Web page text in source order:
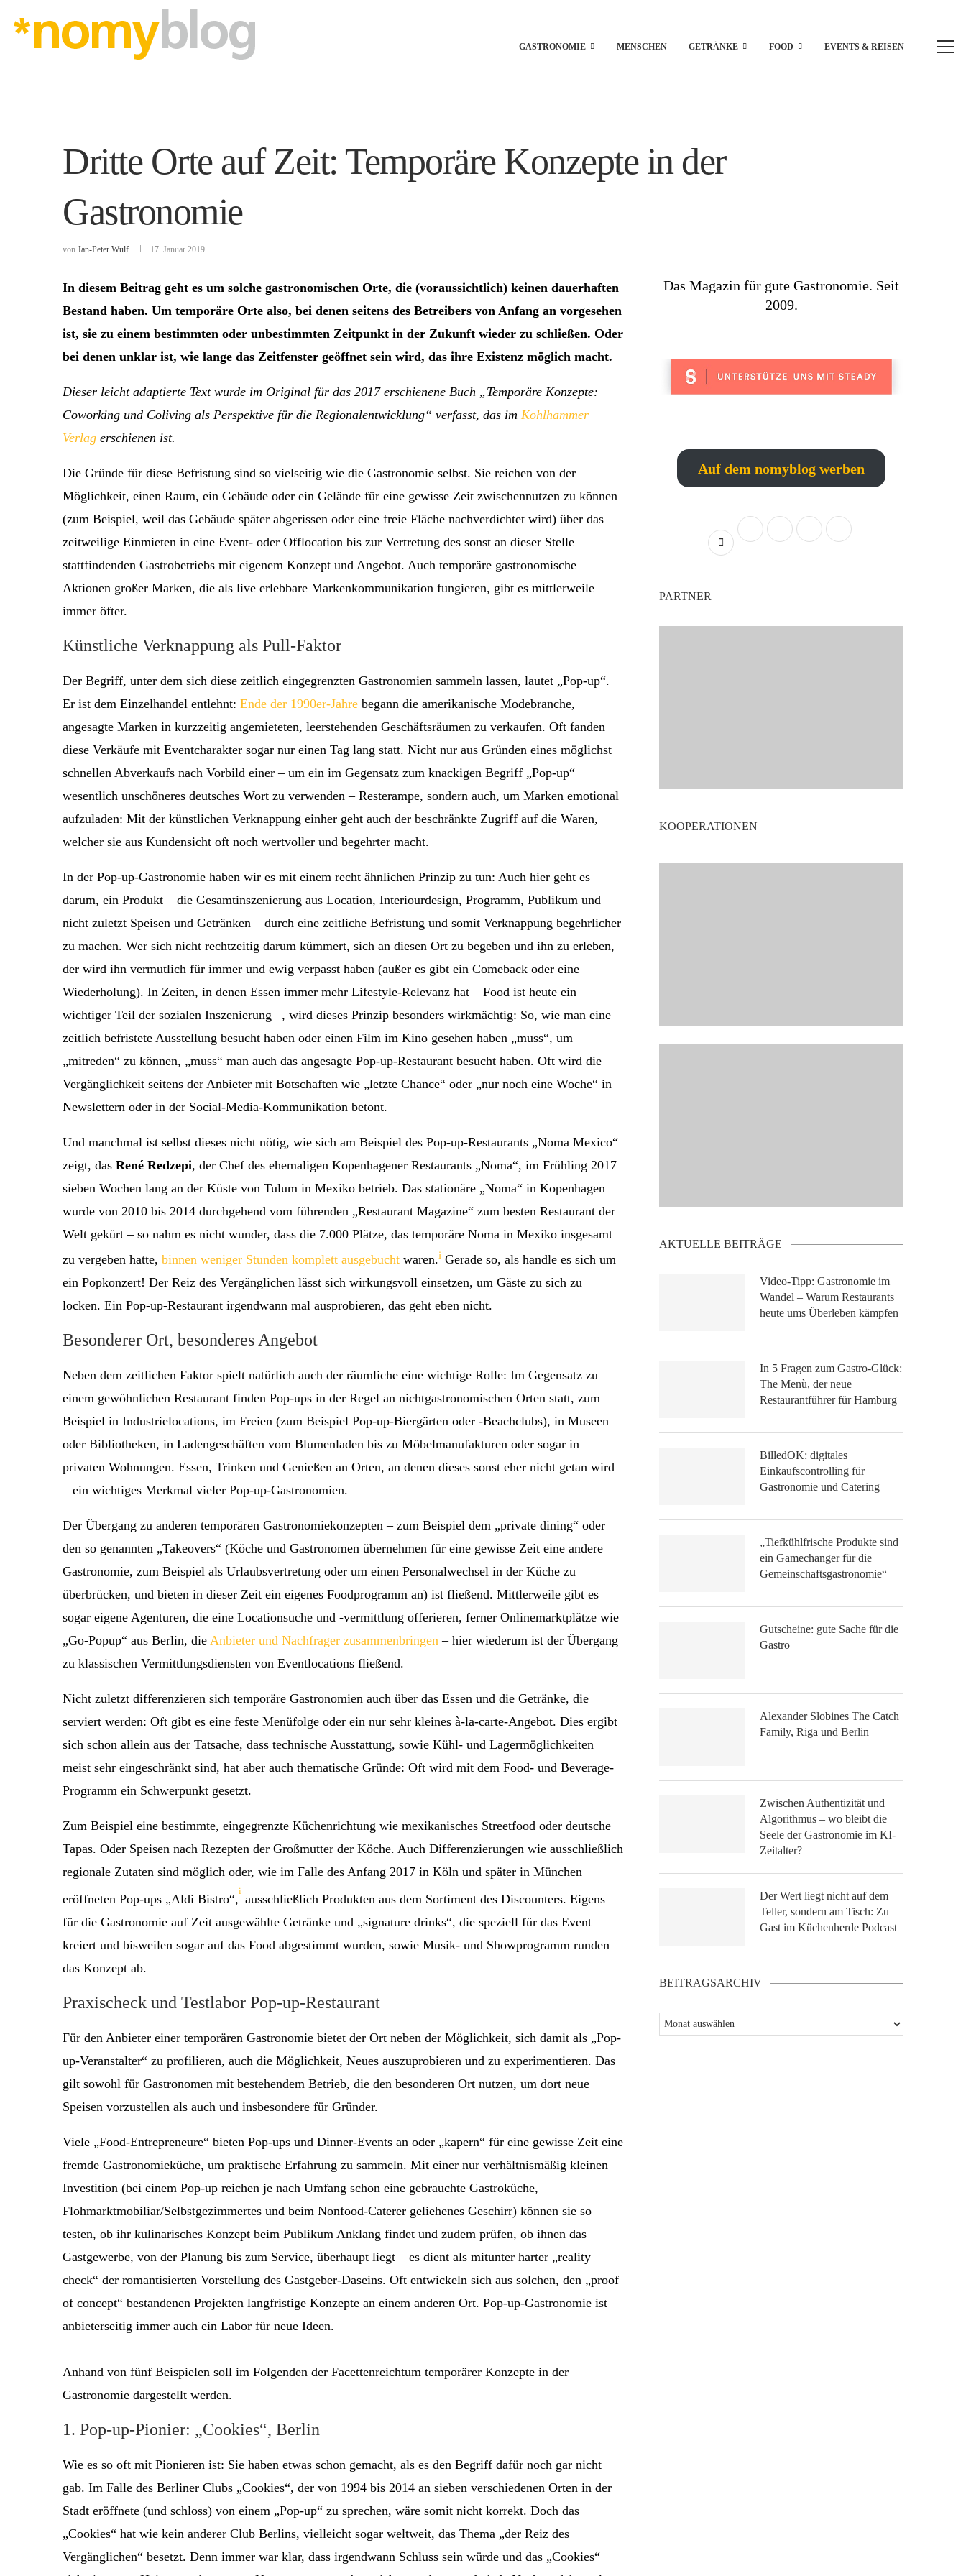
GASTRONOMIE MENSCHEN GETRÄNKE FOOD EVENTS & REISEN
Dritte Orte auf Zeit: Temporäre Konzepte in der
Gastronomie
von Jan-Peter Wulf 17. Januar 2019
In diesem Beitrag geht es um solche gastronomischen Orte, die (voraussichtlich) keinen dauerhaften
Bestand haben. Um temporäre Orte also, bei denen seitens des Betreibers von Anfang an vorgesehen
ist, sie zu einem bestimmten oder unbestimmten Zeitpunkt in der Zukunft wieder zu schließen. Oder
bei denen unklar ist, wie lange das Zeitfenster geöffnet sein wird, das ihre Existenz möglich macht.
Dieser leicht adaptierte Text wurde im Original für das 2017 erschienene Buch „Temporäre Konzepte:
Coworking und Coliving als Perspektive für die Regionalentwicklung“ verfasst, das im Kohlhammer
Verlag erschienen ist.
Die Gründe für diese Befristung sind so vielseitig wie die Gastronomie selbst. Sie reichen von der
Möglichkeit, einen Raum, ein Gebäude oder ein Gelände für eine gewisse Zeit zwischennutzen zu können
(zum Beispiel, weil das Gebäude später abgerissen oder eine freie Fläche nachverdichtet wird) über das
zeitweilige Einmieten in eine Event- oder Offlocation bis zur Vertretung des sonst an dieser Stelle
stattfindenden Gastrobetriebs mit eigenem Konzept und Angebot. Auch temporäre gastronomische
Aktionen großer Marken, die als live erlebbare Markenkommunikation fungieren, gibt es mittlerweile
immer öfter.
Künstliche Verknappung als Pull-Faktor
Der Begriff, unter dem sich diese zeitlich eingegrenzten Gastronomien sammeln lassen, lautet „Pop-up“.
Er ist dem Einzelhandel entlehnt: Ende der 1990er-Jahre begann die amerikanische Modebranche,
angesagte Marken in kurzzeitig angemieteten, leerstehenden Geschäftsräumen zu verkaufen. Oft fanden
diese Verkäufe mit Eventcharakter sogar nur einen Tag lang statt. Nicht nur aus Gründen eines möglichst
schnellen Abverkaufs nach Vorbild einer – um ein im Gegensatz zum knackigen Begriff „Pop-up“
wesentlich unschöneres deutsches Wort zu verwenden – Resterampe, sondern auch, um Marken emotional
aufzuladen: Mit der künstlichen Verknappung einher geht auch der beschränkte Zugriff auf die Waren,
welcher sie aus Kundensicht oft noch wertvoller und begehrter macht.
In der Pop-up-Gastronomie haben wir es mit einem recht ähnlichen Prinzip zu tun: Auch hier geht es
darum, ein Produkt – die Gesamtinszenierung aus Location, Interiourdesign, Programm, Publikum und
nicht zuletzt Speisen und Getränken – durch eine zeitliche Befristung und somit Verknappung begehrlicher
zu machen. Wer sich nicht rechtzeitig darum kümmert, sich an diesen Ort zu begeben und ihn zu erleben,
der wird ihn vermutlich für immer und ewig verpasst haben (außer es gibt ein Comeback oder eine
Wiederholung). In Zeiten, in denen Essen immer mehr Lifestyle-Relevanz hat – Food ist heute ein
wichtiger Teil der sozialen Inszenierung –, wird dieses Prinzip besonders wirkmächtig: So, wie man eine
zeitlich befristete Ausstellung besucht haben oder einen Film im Kino gesehen haben „muss“, um
„mitreden“ zu können, „muss“ man auch das angesagte Pop-up-Restaurant besucht haben. Oft wird die
Vergänglichkeit seitens der Anbieter mit Botschaften wie „letzte Chance“ oder „nur noch eine Woche“ in
Newslettern oder in der Social-Media-Kommunikation betont.
Und manchmal ist selbst dieses nicht nötig, wie sich am Beispiel des Pop-up-Restaurants „Noma Mexico“
zeigt, das René Redzepi, der Chef des ehemaligen Kopenhagener Restaurants „Noma“, im Frühling 2017
sieben Wochen lang an der Küste von Tulum in Mexiko betrieb. Das stationäre „Noma“ in Kopenhagen
wurde von 2010 bis 2014 durchgehend vom führenden „Restaurant Magazine“ zum besten Restaurant der
Welt gekürt – so nahm es nicht wunder, dass die 7.000 Plätze, das temporäre Noma in Mexiko insgesamt
zu vergeben hatte, binnen weniger Stunden komplett ausgebucht waren.i Gerade so, als handle es sich um
ein Popkonzert! Der Reiz des Vergänglichen lässt sich wirkungsvoll einsetzen, um Gäste zu sich zu
locken. Ein Pop-up-Restaurant irgendwann mal ausprobieren, das geht eben nicht.
Besonderer Ort, besonderes Angebot
Neben dem zeitlichen Faktor spielt natürlich auch der räumliche eine wichtige Rolle: Im Gegensatz zu
einem gewöhnlichen Restaurant finden Pop-ups in der Regel an nichtgastronomischen Orten statt, zum
Beispiel in Industrielocations, im Freien (zum Beispiel Pop-up-Biergärten oder -Beachclubs), in Museen
oder Bibliotheken, in Ladengeschäften vom Blumenladen bis zu Möbelmanufakturen oder sogar in
privaten Wohnungen. Essen, Trinken und Genießen an Orten, an denen dieses sonst eher nicht getan wird
– ein wichtiges Merkmal vieler Pop-up-Gastronomien.
Der Übergang zu anderen temporären Gastronomiekonzepten – zum Beispiel dem „private dining“ oder
den so genannten „Takeovers“ (Köche und Gastronomen übernehmen für eine gewisse Zeit eine andere
Gastronomie, zum Beispiel als Urlaubsvertretung oder um einen Personalwechsel in der Küche zu
überbrücken, und bieten in dieser Zeit ein eigenes Foodprogramm an) ist fließend. Mittlerweile gibt es
sogar eigene Agenturen, die eine Locationsuche und -vermittlung offerieren, ferner Onlinemarktplätze wie
„Go-Popup“ aus Berlin, die Anbieter und Nachfrager zusammenbringen – hier wiederum ist der Übergang
zu klassischen Vermittlungsdiensten von Eventlocations fließend.
Nicht zuletzt differenzieren sich temporäre Gastronomien auch über das Essen und die Getränke, die
serviert werden: Oft gibt es eine feste Menüfolge oder ein nur sehr kleines à-la-carte-Angebot. Dies ergibt
sich schon allein aus der Tatsache, dass technische Ausstattung, sowie Kühl- und Lagermöglichkeiten
meist sehr eingeschränkt sind, hat aber auch thematische Gründe: Oft wird mit dem Food- und Beverage-
Programm ein Schwerpunkt gesetzt.
Zum Beispiel eine bestimmte, eingegrenzte Küchenrichtung wie mexikanisches Streetfood oder deutsche
Tapas. Oder Speisen nach Rezepten der Großmutter der Köche. Auch Differenzierungen wie ausschließlich
regionale Zutaten sind möglich oder, wie im Falle des Anfang 2017 in Köln und später in München
eröffneten Pop-ups „Aldi Bistro“,
i
ausschließlich Produkten aus dem Sortiment des Discounters. Eigens
für die Gastronomie auf Zeit ausgewählte Getränke und „signature drinks“, die speziell für das Event
kreiert und bisweilen sogar auf das Food abgestimmt wurden, sowie Musik- und Showprogramm runden
das Konzept ab.
Praxischeck und Testlabor Pop-up-Restaurant
Für den Anbieter einer temporären Gastronomie bietet der Ort neben der Möglichkeit, sich damit als „Pop-
up-Veranstalter“ zu profilieren, auch die Möglichkeit, Neues auszuprobieren und zu experimentieren. Das
gilt sowohl für Gastronomen mit bestehendem Betrieb, die den besonderen Ort nutzen, um dort neue
Speisen vorzustellen als auch und insbesondere für Gründer.
Viele „Food-Entrepreneure“ bieten Pop-ups und Dinner-Events an oder „kapern“ für eine gewisse Zeit eine
fremde Gastronomieküche, um praktische Erfahrung zu sammeln. Mit einer nur verhältnismäßig kleinen
Investition (bei einem Pop-up reichen je nach Umfang schon eine gebrauchte Gastroküche,
Flohmarktmobiliar/Selbstgezimmertes und beim Nonfood-Caterer geliehenes Geschirr) können sie so
testen, ob ihr kulinarisches Konzept beim Publikum Anklang findet und zudem prüfen, ob ihnen das
Gastgewerbe, von der Planung bis zum Service, überhaupt liegt – es dient als mitunter harter „reality
check“ der romantisierten Vorstellung des Gastgeber-Daseins. Oft entwickeln sich aus solchen, den „proof
of concept“ bestandenen Projekten langfristige Konzepte an einem anderen Ort. Pop-up-Gastronomie ist
anbieterseitig immer auch ein Labor für neue Ideen.
Anhand von fünf Beispielen soll im Folgenden der Facettenreichtum temporärer Konzepte in der
Gastronomie dargestellt werden.
1. Pop-up-Pionier: „Cookies“, Berlin
Wie es so oft mit Pionieren ist: Sie haben etwas schon gemacht, als es den Begriff dafür noch gar nicht
gab. Im Falle des Berliner Clubs „Cookies“, der von 1994 bis 2014 an sieben verschiedenen Orten in der
Stadt eröffnete (und schloss) von einem „Pop-up“ zu sprechen, wäre somit nicht korrekt. Doch das
„Cookies“ hat wie kein anderer Club Berlins, vielleicht sogar weltweit, das Thema „der Reiz des
Vergänglichen“ besetzt. Denn immer war klar, dass irgendwann Schluss sein würde und das „Cookies“
Das Magazin für gute Gastronomie. Seit
2009.
Auf dem nomyblog werben
PARTNER
KOOPERATIONEN
AKTUELLE BEITRÄGE
Video-Tipp: Gastronomie im
Wandel – Warum Restaurants
heute ums Überleben kämpfen
In 5 Fragen zum Gastro-Glück:
The Menù, der neue
Restaurantführer für Hamburg
BilledOK: digitales
Einkaufscontrolling für
Gastronomie und Catering
„Tiefkühlfrische Produkte sind
ein Gamechanger für die
Gemeinschaftsgastronomie“
Gutscheine: gute Sache für die
Gastro
Alexander Slobines The Catch
Family, Riga und Berlin
Zwischen Authentizität und
Algorithmus – wo bleibt die
Seele der Gastronomie im KI-
Zeitalter?
Der Wert liegt nicht auf dem
Teller, sondern am Tisch: Zu
Gast im Küchenherde Podcast
BEITRAGSARCHIV